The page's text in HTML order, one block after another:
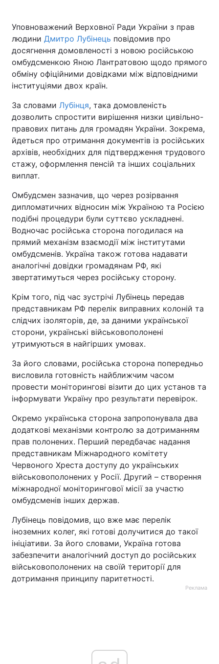
Уповноважений Верховної Ради України з прав
людини Дмитро Лубінець повідомив про
досягнення домовленості з новою російською
омбудсменкою Яною Лантратовою щодо прямого
обміну офіційними довідками між відповідними
інституціями двох країн.
За словами Лубінця, така домовленість
дозволить спростити вирішення низки цивільно-
правових питань для громадян України. Зокрема,
йдеться про отримання документів із російських
архівів, необхідних для підтвердження трудового
стажу, оформлення пенсій та інших соціальних
виплат.
Омбудсмен зазначив, що через розірвання
дипломатичних відносин між Україною та Росією
подібні процедури були суттєво ускладнені.
Водночас російська сторона погодилася на
прямий механізм взаємодії між інститутами
омбудсменів. Україна також готова надавати
аналогічні довідки громадянам РФ, які
звертатимуться через російську сторону.
Крім того, під час зустрічі Лубінець передав
представникам РФ перелік виправних колоній та
слідчих ізоляторів, де, за даними української
сторони, українські військовополонені
утримуються в найгірших умовах.
За його словами, російська сторона попередньо
висловила готовність найближчим часом
провести моніторингові візити до цих установ та
інформувати Україну про результати перевірок.
Окремо українська сторона запропонувала два
додаткові механізми контролю за дотриманням
прав полонених. Перший передбачає надання
представникам Міжнародного комітету
Червоного Хреста доступу до українських
військовополонених у Росії. Другий – створення
міжнародної моніторингової місії за участю
омбудсменів інших держав.
Лубінець повідомив, що вже має перелік
іноземних колег, які готові долучитися до такої
ініціативи. За його словами, Україна готова
забезпечити аналогічний доступ до російських
військовополонених на своїй території для
дотримання принципу паритетності.
Реклама